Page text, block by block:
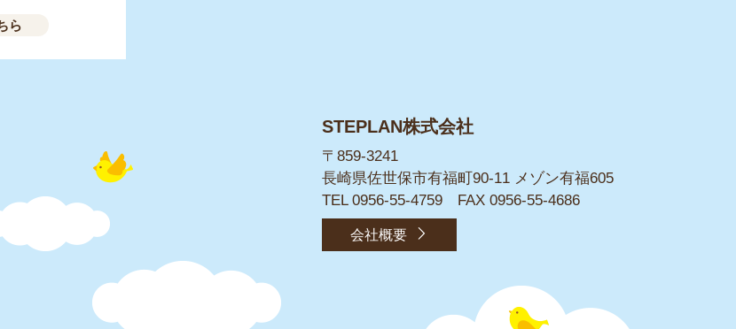
ら
STEPLAN株式会社
〒859-3241
長崎県佐世保市有福町90-11 メゾン有福605
TEL 0956-55-4759 FAX 0956-55-4686
会社概要